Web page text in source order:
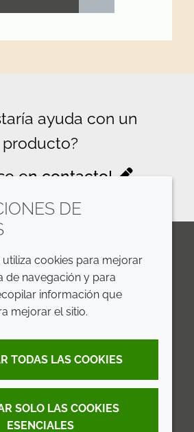
ayuda con un
producto?
en contacto!
LinkedInYoutubeLine
Terms and Conditions
Privacy Policy
Accessibility
Cookie Policy
DE
utiliza cookies para mejorar
de navegación y para
información que
mejorar el sitio.
TODAS LAS COOKIES
SOLO LAS COOKIES
ESENCIALES